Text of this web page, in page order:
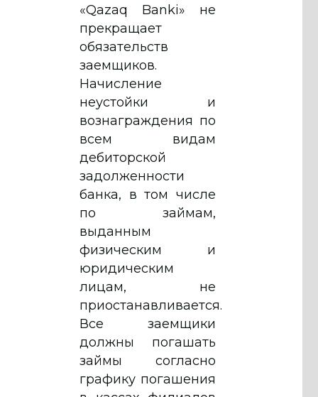
«Qazaq Banki» не
прекращает
обязательств
заемщиков.
Начисление
неустойки и
вознаграждения по
всем видам
дебиторской
задолженности
банка, в том числе
по займам,
выданным
физическим и
юридическим
лицам, не
приостанавливается.
Все заемщики
должны погашать
займы согласно
графику погашения